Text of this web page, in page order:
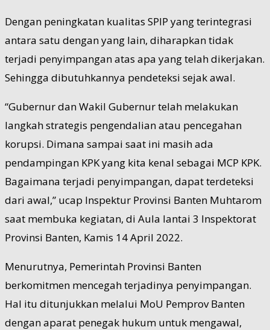
Dengan peningkatan kualitas SPIP yang terintegrasi
antara satu dengan yang lain, diharapkan tidak
terjadi penyimpangan atas apa yang telah dikerjakan.
Sehingga dibutuhkannya pendeteksi sejak awal.
“Gubernur dan Wakil Gubernur telah melakukan
langkah strategis pengendalian atau pencegahan
korupsi. Dimana sampai saat ini masih ada
pendampingan KPK yang kita kenal sebagai MCP KPK.
Bagaimana terjadi penyimpangan, dapat terdeteksi
dari awal,” ucap Inspektur Provinsi Banten Muhtarom
saat membuka kegiatan, di Aula lantai 3 Inspektorat
Provinsi Banten, Kamis 14 April 2022.
Menurutnya, Pemerintah Provinsi Banten
berkomitmen mencegah terjadinya penyimpangan.
Hal itu ditunjukkan melalui MoU Pemprov Banten
dengan aparat penegak hukum untuk mengawal,